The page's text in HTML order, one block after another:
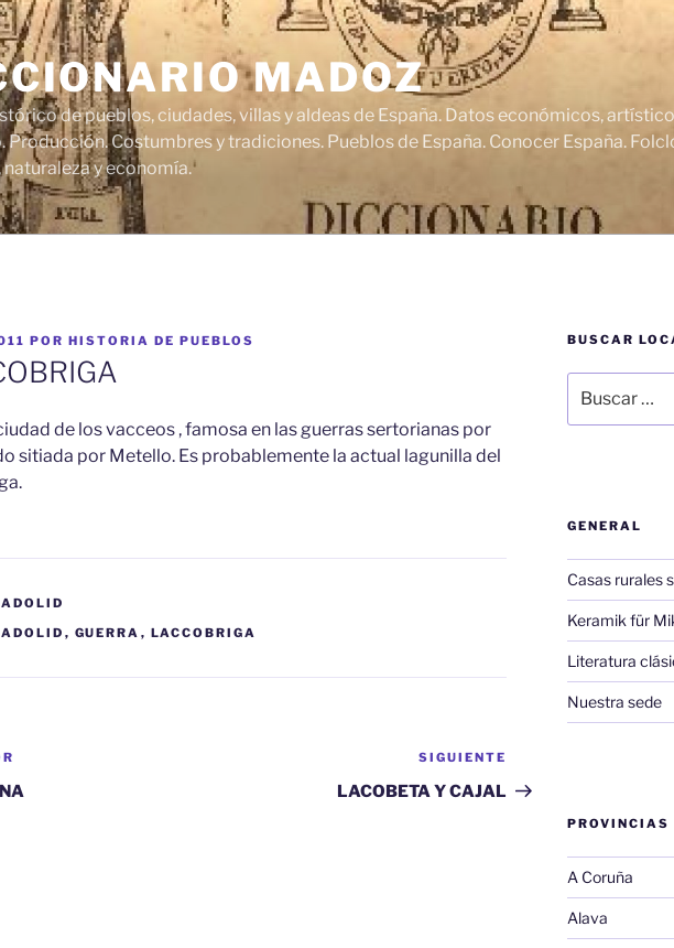
MADOZ
de pueblos, ciudades, villas y aldeas de España. Datos económicos,
Producción. Costumbres y tradiciones. Pueblos de España. Conocer España.
y economía.
POR HISTORIA DE PUEBLOS
de los vacceos , famosa en las guerras sertorianas por
sitiada por Metello. Es probablemente la actual lagunilla del
, GUERRA , LACCOBRIGA
entrada
SIGUIENTE
LACOBETA Y CAJAL
BUSCAR
por:
GENERAL
Casas rurales
Keramik für
Literatura
Nuestra sede
PROVINCIAS
A Coruña
Alava